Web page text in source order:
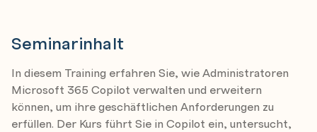
Seminarinhalt
In diesem Training erfahren Sie, wie Administratoren
Microsoft 365 Copilot verwalten und erweitern
können, um ihre geschäftlichen Anforderungen zu
erfüllen. Der Kurs führt Sie in Copilot ein, untersucht,